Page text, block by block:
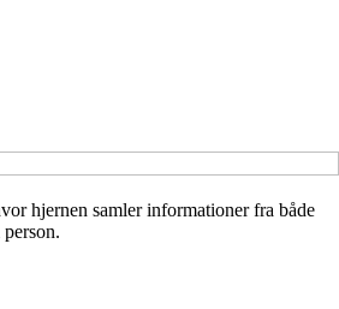
hjernen samler informationer fra både